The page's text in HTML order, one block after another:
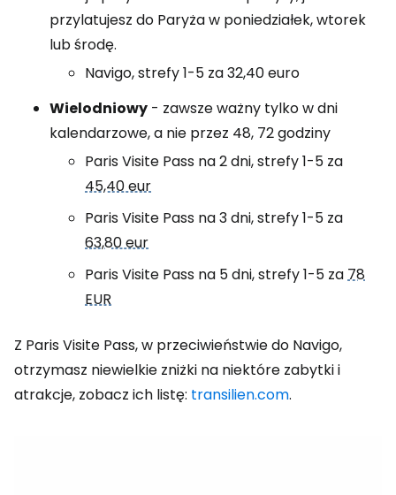
przylatujesz do Paryża w poniedziałek, wtorek
lub środę.
Navigo, strefy 1-5 za 32,40 euro
Wielodniowy - zawsze ważny tylko w dni
kalendarzowe, a nie przez 48, 72 godziny
Paris Visite Pass na 2 dni, strefy 1-5 za
45,40 eur
Paris Visite Pass na 3 dni, strefy 1-5 za
63,80 eur
Paris Visite Pass na 5 dni, strefy 1-5 za78
EUR
Z Paris Visite Pass, w przeciwieństwie do Navigo,
otrzymasz niewielkie zniżki na niektóre zabytki i
atrakcje, zobacz ich listę: transilien.com.